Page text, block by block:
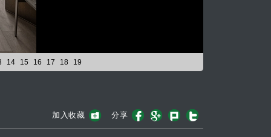
14 15 16 17 18 19
加入收藏 分享